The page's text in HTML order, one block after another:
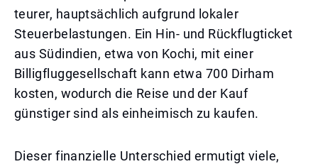
teurer, hauptsächlich aufgrund lokaler
Steuerbelastungen. Ein Hin- und Rückflugticket
aus Südindien, etwa von Kochi, mit einer
Billigfluggesellschaft kann etwa 700 Dirham
kosten, wodurch die Reise und der Kauf
günstiger sind als einheimisch zu kaufen.
Dieser finanzielle Unterschied ermutigt viele,